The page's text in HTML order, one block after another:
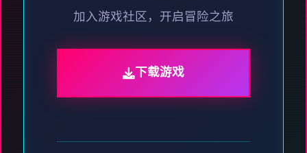
加入游戏社区，开启冒险之旅
下载游戏